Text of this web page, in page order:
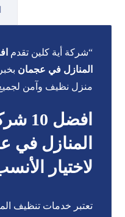
“شركة أية كلين تقدم
المنازل في عجمان
منزل نظيف وآمن لجميع
المنازل في
لاختيار
تعتبر خدمات تنظيف